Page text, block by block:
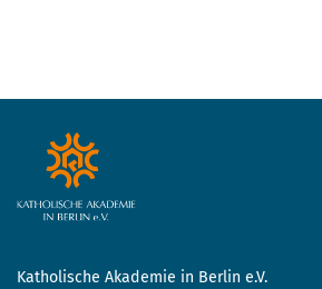
Katholische Akademie in Berlin e.V.